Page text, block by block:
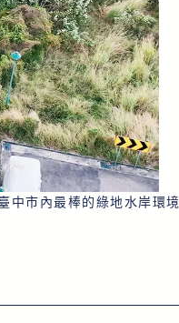
中市內最棒的綠地水岸環境